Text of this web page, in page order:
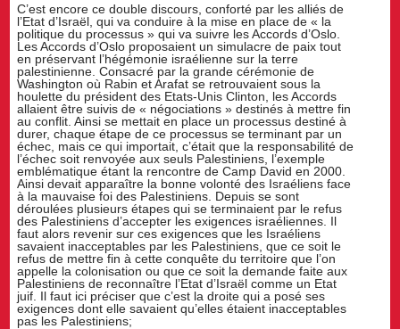
C’est encore ce double discours, conforté par les alliés de
l’Etat d’Israël, qui va conduire à la mise en place de « la
politique du processus » qui va suivre les Accords d’Oslo.
Les Accords d’Oslo proposaient un simulacre de paix tout
en préservant l’hégémonie israélienne sur la terre
palestinienne. Consacré par la grande cérémonie de
Washington où Rabin et Arafat se retrouvaient sous la
houlette du président des Etats-Unis Clinton, les Accords
allaient être suivis de « négociations » destinés à mettre fin
au conflit. Ainsi se mettait en place un processus destiné à
durer, chaque étape de ce processus se terminant par un
échec, mais ce qui importait, c’était que la responsabilité de
l’échec soit renvoyée aux seuls Palestiniens, l’exemple
emblématique étant la rencontre de Camp David en 2000.
Ainsi devait apparaître la bonne volonté des Israéliens face
à la mauvaise foi des Palestiniens. Depuis se sont
déroulées plusieurs étapes qui se terminaient par le refus
des Palestiniens d’accepter les exigences israéliennes. Il
faut alors revenir sur ces exigences que les Israéliens
savaient inacceptables par les Palestiniens, que ce soit le
refus de mettre fin à cette conquête du territoire que l’on
appelle la colonisation ou que ce soit la demande faite aux
Palestiniens de reconnaître l’Etat d’Israël comme un Etat
juif. Il faut ici préciser que c’est la droite qui a posé ses
exigences dont elle savaient qu’elles étaient inacceptables
pas les Palestiniens;